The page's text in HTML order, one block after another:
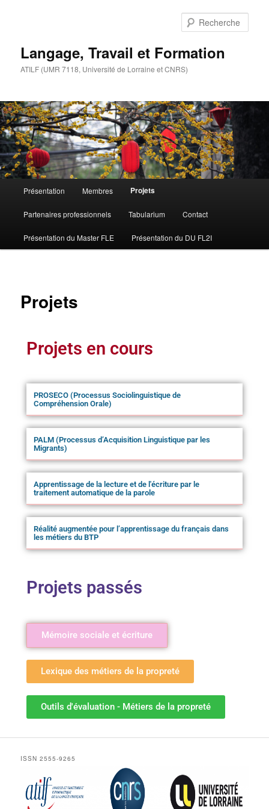
Langage, Travail et Formation
ATILF (UMR 7118, Université de Lorraine et CNRS)
principal
Présentation Membres Projets
Partenaires professionnels Tabularium Contact
Présentation du Master FLE Présentation du DU FL2I
Projets
Projets en cours
PROSECO (Processus Sociolinguistique de
Compréhension Orale)
PALM (Processus d’Acquisition Linguistique par les
Migrants)
Apprentissage de la lecture et de l'écriture par le
traitement automatique de la parole
Réalité augmentée pour l’apprentissage du français dans
les métiers du BTP
Projets passés
Mémoire sociale et écriture
Lexique des métiers de la propreté
Outils d'évaluation - Métiers de la propreté
ISSN 2555-9265